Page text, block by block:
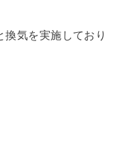
気を実施しており